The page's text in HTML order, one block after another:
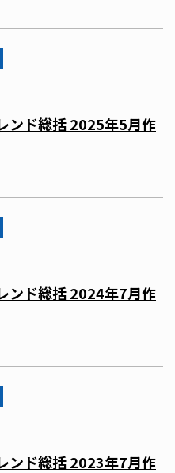
ンド総括 2025年5月作
ンド総括 2024年7月作
ンド総括 2023年7月作